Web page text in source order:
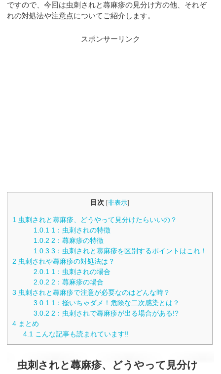
ですので、今回は虫刺されと蕁麻疹の見分け方の他、それぞ
れの対処法や注意点についてご紹介します。
スポンサーリンク
目次 [非表示]
1 虫刺されと蕁麻疹、どうやって見分けたらいいの？
1.0.1 1：虫刺されの特徴
1.0.2 2：蕁麻疹の特徴
1.0.3 3：虫刺されと蕁麻疹を区別するポイントはこれ！
2 虫刺されや蕁麻疹の対処法は？
2.0.1 1：虫刺されの場合
2.0.2 2：蕁麻疹の場合
3 虫刺されと蕁麻疹で注意が必要なのはどんな時？
3.0.1 1：掻いちゃダメ！危険な二次感染とは？
3.0.2 2：虫刺されで蕁麻疹が出る場合がある!?
4 まとめ
4.1 こんな記事も読まれています!!
虫刺されと蕁麻疹、どうやって見分け